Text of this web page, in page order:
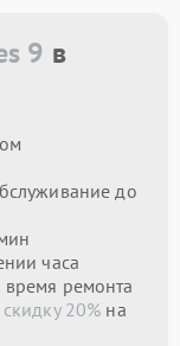
9 в
до
часа
ремонта
скидку 20% на